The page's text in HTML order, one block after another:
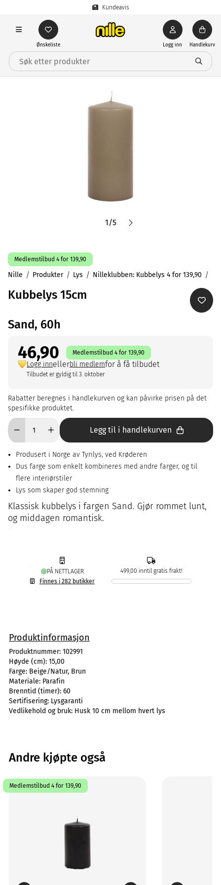
Kundeavis
Ønskeliste Logg inn Handlekurv
1/5
Medlemstilbud 4 for 139,90
Nille Produkter Lys Nilleklubben: Kubbelys 4 for 139,90
Kubbelys 15cm
Sand, 60h
46,90 Medlemstilbud 4 for 139,90
Logg innellerbli medlemfor å få tilbudet
Tilbudet er gyldig til 3. oktober
Rabatter beregnes i handlekurven og kan påvirke prisen på det
spesifikke produktet.
Legg til i handlekurven
Produsert i Norge av Tyrilys, ved Krøderen
Dus farge som enkelt kombineres med andre farger, og til
flere interiørstiler
Lys som skaper god stemning
Klassisk kubbelys i fargen Sand. Gjør rommet lunt,
og middagen romantisk.
PÅ NETTLAGER
Finnes i 282 butikker
499,00 inntil gratis frakt!
Produktinformasjon
Produktnummer: 102991
Høyde (cm): 15,00
Farge: Beige/Natur, Brun
Materiale: Parafin
Brenntid (timer): 60
Sertifisering: Lysgaranti
Vedlikehold og bruk: Husk 10 cm mellom hvert lys
Andre kjøpte også
Medlemstilbud 4 for 139,90